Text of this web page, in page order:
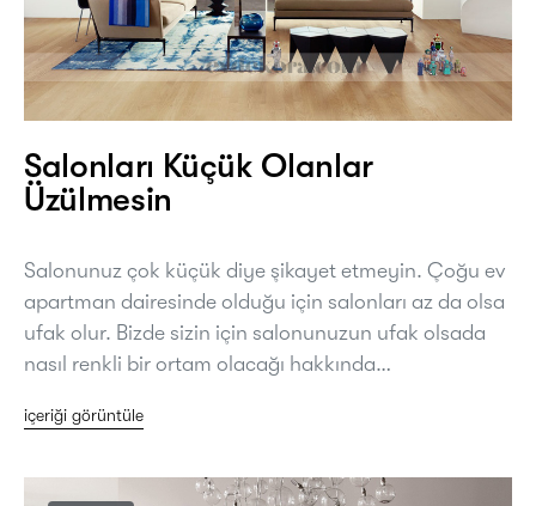
Salonları Küçük Olanlar
Üzülmesin
Salonunuz çok küçük diye şikayet etmeyin. Çoğu ev
apartman dairesinde olduğu için salonları az da olsa
ufak olur. Bizde sizin için salonunuzun ufak olsada
nasıl renkli bir ortam olacağı hakkında…
içeriği görüntüle